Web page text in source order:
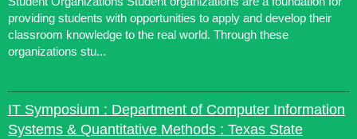
providing students with opportunities to apply and develop their
classroom knowledge to the real world. Through these
organizations stu...
IT Symposium : Department of Computer Information
Systems & Quantitative Methods : Texas State